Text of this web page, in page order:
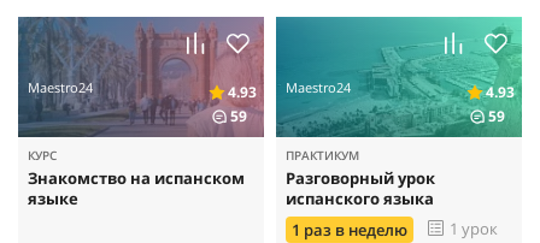
Maestro24
4.93
59
КУРС
Знакомство на испанском
языке
Maestro24
4.93
59
ПРАКТИКУМ
Разговорный урок
испанского языка
1 раз в неделю 1 урок